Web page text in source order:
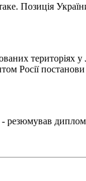
Позиція
територіях у
Росії
- резюмував